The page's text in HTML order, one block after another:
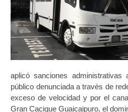
Inspección Técnica
Otorgamiento de Licencia de
Conexos (Terminales
Otorgamiento de Licencia
Talleres Mecánicos a efectos
Vehículos.
Servicios Conexos –
aplicó sanciones
público denunciada a través de
exceso de velocidad y por el
Gran Cacique Guaicaipuro, el